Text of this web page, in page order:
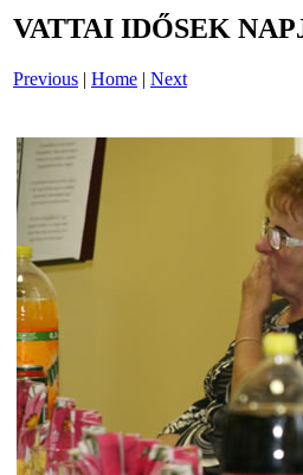
VATTAI IDŐSEK
Previous | Home | Next